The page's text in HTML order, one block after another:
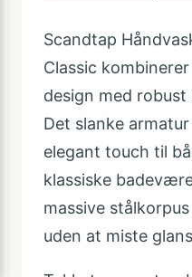
Scandtap
Classic
design med
Det slanke
elegant touch til
klassiske
massive
uden at miste